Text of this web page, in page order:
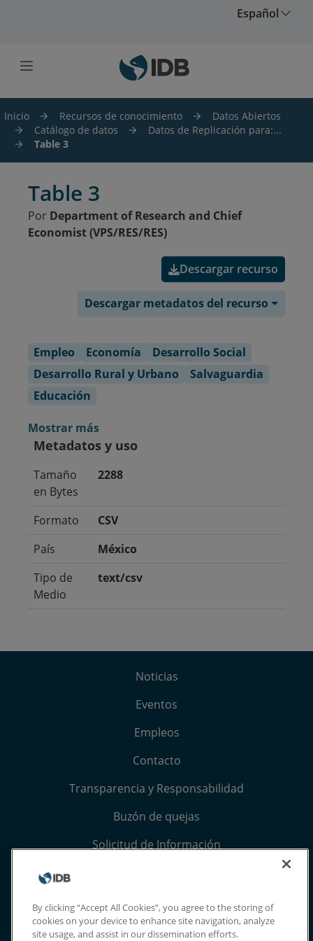
Español
Inicio Recursos de conocimiento
Datos Abiertos
Catálogo de datos
Datos de Replicación para:...
Table 3
Table 3
Por Department of Research and Chief
Economist (VPS/RES/RES)
Descargar recurso
Descargar metadatos del recurso
Empleo Economía
Desarrollo Social
Desarrollo Rural y Urbano
Salvaguardia
Educación
Mostrar más
Metadatos y uso
Tamaño
en Bytes
2288
Formato
CSV
País
México
Tipo de
Medio
text/csv
Noticias
Eventos
Empleos
Contacto
Transparencia y Responsabilidad
Buzón de quejas
Solicitud de Información
Términos, condiciones y aviso de privacidad
Extranet
By clicking “Accept All Cookies”, you agree to the storing of
cookies on your device to enhance site navigation, analyze
site usage, and assist in our dissemination efforts.